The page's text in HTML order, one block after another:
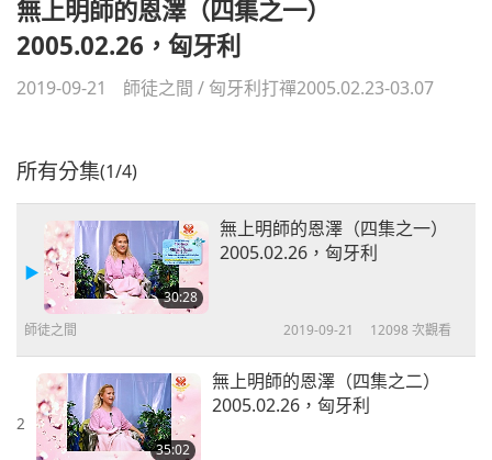
無上明師的恩澤（四集之一）
2005.02.26，匈牙利
2019-09-21 師徒之間 / 匈牙利打禪2005.02.23-03.07
所有分集(1/4)
30:28
無上明師的恩澤（四集之一）
2005.02.26，匈牙利
師徒之間 2019-09-21 12098 次觀看
2
35:02
無上明師的恩澤（四集之二）
2005.02.26，匈牙利